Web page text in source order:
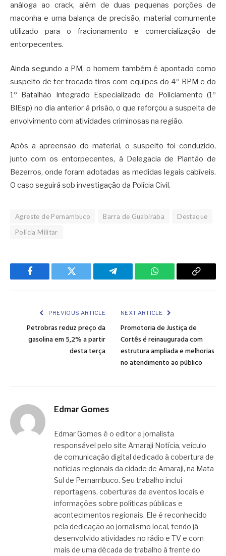
análoga ao crack, além de duas pequenas porções de
maconha e uma balança de precisão, material comumente
utilizado para o fracionamento e comercialização de
entorpecentes.
Ainda segundo a PM, o homem também é apontado como
suspeito de ter trocado tiros com equipes do 4º BPM e do
1º Batalhão Integrado Especializado de Policiamento (1º
BIEsp) no dia anterior à prisão, o que reforçou a suspeita de
envolvimento com atividades criminosas na região.
Após a apreensão do material, o suspeito foi conduzido,
junto com os entorpecentes, à Delegacia de Plantão de
Bezerros, onde foram adotadas as medidas legais cabíveis.
O caso seguirá sob investigação da Polícia Civil.
Agreste de Pernambuco Barra de Guabiraba
Destaque
Polícia Militar
Facebook Twitter Telegram WhatsApp Copy
PREVIOUS ARTICLE
Petrobras reduz preço da
gasolina em 5,2% a partir
desta terça
NEXT ARTICLE
Promotoria de Justiça de
Cortês é reinaugurada com
estrutura ampliada e melhorias
no atendimento ao público
Edmar Gomes
Edmar Gomes é o editor e jornalista
responsável pelo site Amaraji Notícia, veículo
de comunicação digital dedicado à cobertura de
notícias regionais da cidade de Amaraji, na Mata
Sul de Pernambuco. Seu trabalho inclui
reportagens, coberturas de eventos locais e
informações sobre políticas públicas e
acontecimentos regionais. Ele é reconhecido
pela dedicação ao jornalismo local, tendo já
desenvolvido atividades no rádio e TV e com
mais de uma década de trabalho à frente do